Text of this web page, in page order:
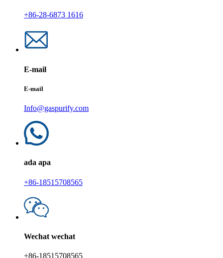
+86-28-6873 1616
E-mail
E-mail
Info@gaspurify.com
ada apa
+86-18515708565
Wechat wechat
+86-18515708565